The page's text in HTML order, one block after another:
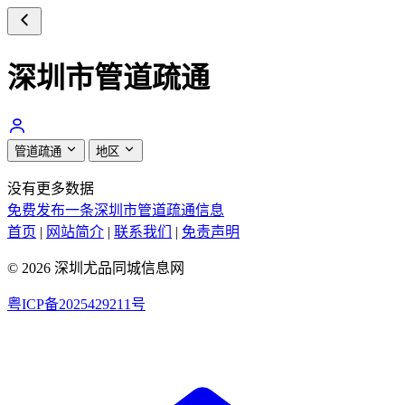
深圳市管道疏通
管道疏通 地区
没有更多数据
免费发布一条深圳市管道疏通信息
首页 | 网站简介 | 联系我们 | 免责声明
© 2026 深圳尤品同城信息网
粤ICP备2025429211号